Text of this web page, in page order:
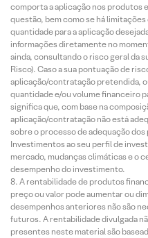
comporta a aplicação nos produtos
questão, bem como se há
quantidade para a aplicação
informações diretamente no
ainda, consultando o risco geral da
Risco). Caso a sua pontuação de
aplicação/contratação pretendida,
quantidade e/ou volume financeiro
significa que, com base na
aplicação/contratação não está
sobre o processo de adequação
Investimentos ao seu perfil de
mercado, mudanças climáticas e o
desempenho do investimento.
A rentabilidade de produtos
preço ou valor pode aumentar ou
desempenhos anteriores não são
futuros. A rentabilidade divulgada
presentes neste material são